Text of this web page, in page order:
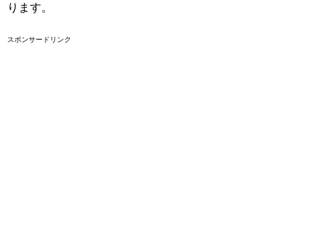
ります。
スポンサードリンク